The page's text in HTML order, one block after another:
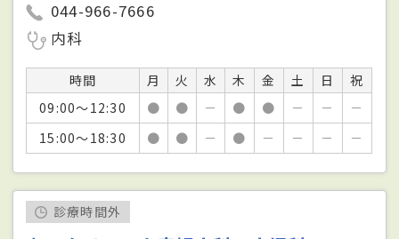
044-966-7666
内科
時間 月 火 水 木 金 土 日
祝
09:00～12:30
● ● － ● ● － －
－
15:00～18:30
● ● － ● － － － －
診療時間外